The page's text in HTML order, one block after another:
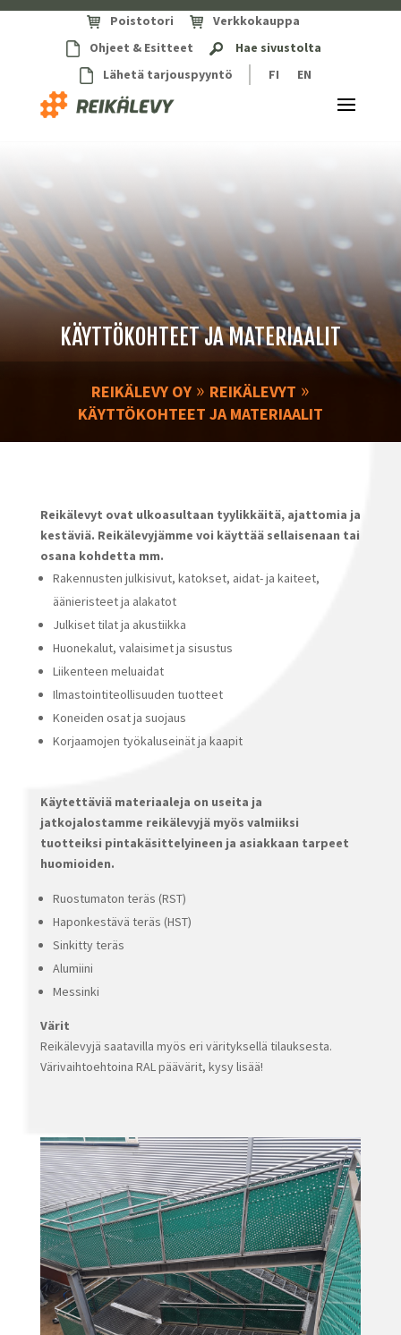
Poistotori
Verkkokauppa
Ohjeet & Esitteet
Hae sivustolta
Lähetä tarjouspyyntö
FI EN
KÄYTTÖKOHTEET JA MATERIAALIT
REIKÄLEVY OY» REIKÄLEVYT »
KÄYTTÖKOHTEET JA MATERIAALIT
Reikälevyt ovat ulkoasultaan tyylikkäitä, ajattomia ja
kestäviä. Reikälevyjämme voi käyttää sellaisenaan tai
osana kohdetta mm.
Rakennusten julkisivut, katokset, aidat- ja kaiteet,
äänieristeet ja alakatot
Julkiset tilat ja akustiikka
Huonekalut, valaisimet ja sisustus
Liikenteen meluaidat
Ilmastointiteollisuuden tuotteet
Koneiden osat ja suojaus
Korjaamojen työkaluseinät ja kaapit
Käytettäviä materiaaleja on useita ja
jatkojalostamme reikälevyjä myös valmiiksi
tuotteiksi pintakäsittelyineen ja asiakkaan tarpeet
huomioiden.
Ruostumaton teräs (RST)
Haponkestävä teräs (HST)
Sinkitty teräs
Alumiini
Messinki
Värit
Reikälevyjä saatavilla myös eri värityksellä tilauksesta.
Värivaihtoehtoina RAL päävärit, kysy lisää!